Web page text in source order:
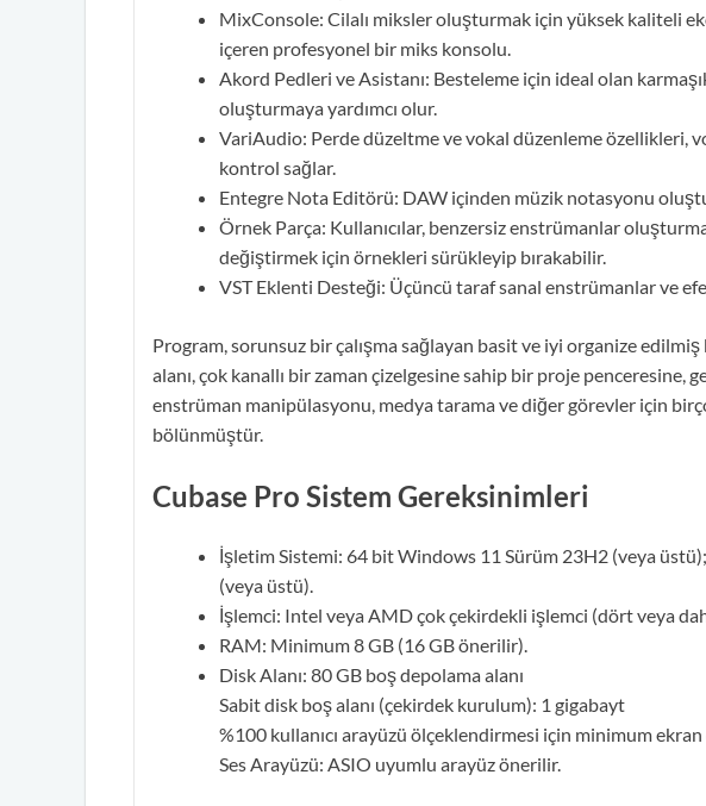
MixConsole: Cilalı miksler oluşturmak için yüksek kaliteli
içeren profesyonel bir miks konsolu.
Akord Pedleri ve Asistanı: Besteleme için ideal olan
oluşturmaya yardımcı olur.
VariAudio: Perde düzeltme ve vokal düzenleme özellikleri,
kontrol sağlar.
Entegre Nota Editörü: DAW içinden müzik notasyonu
Örnek Parça: Kullanıcılar, benzersiz enstrümanlar
değiştirmek için örnekleri sürükleyip bırakabilir.
VST Eklenti Desteği: Üçüncü taraf sanal enstrümanlar ve
Program, sorunsuz bir çalışma sağlayan basit ve iyi organize
alanı, çok kanallı bir zaman çizelgesine sahip bir proje penceresine,
enstrüman manipülasyonu, medya tarama ve diğer görevler için
bölünmüştür.
Cubase Pro Sistem Gereksinimleri
İşletim Sistemi: 64 bit Windows 11 Sürüm 23H2 (veya
(veya üstü).
İşlemci: Intel veya AMD çok çekirdekli işlemci (dört veya
RAM: Minimum 8 GB (16 GB önerilir).
Disk Alanı: 80 GB boş depolama alanı
Sabit disk boş alanı (çekirdek kurulum): 1 gigabayt
%100 kullanıcı arayüzü ölçeklendirmesi için minimum
Ses Arayüzü: ASIO uyumlu arayüz önerilir.